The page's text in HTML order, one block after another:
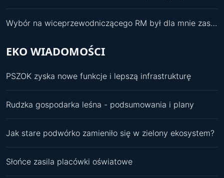
Wybór na wiceprzewodniczącego RM był dla mnie zaskoczeniem
EKO WIADOMOŚCI
PSZOK zyska nowe funkcje i lepszą infrastrukturę
Rudzka gospodarka leśna - podsumowania i plany
Jak stare podwórko zamieniło się w zielony ekosystem?
Słońce zasila placówki oświatowe